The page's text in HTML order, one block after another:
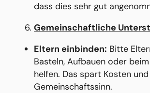
dass dies sehr gut
Gemeinschaftliche
Eltern einbinden: Bitte
Basteln, Aufbauen oder
helfen. Das spart Kosten
Gemeinschaftssinn.